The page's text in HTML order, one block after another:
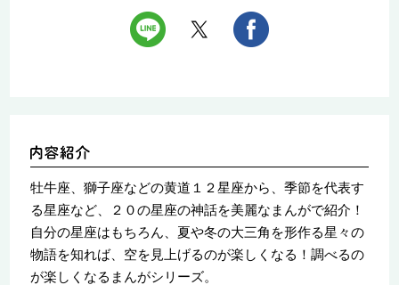
牡牛座、獅子座などの黄道１２星座から、季節を代表す
る星座など、２０の星座の神話を美麗なまんがで紹介！
自分の星座はもちろん、夏や冬の大三角を形作る星々の
物語を知れば、空を見上げるのが楽しくなる！調べるの
が楽しくなるまんがシリーズ。